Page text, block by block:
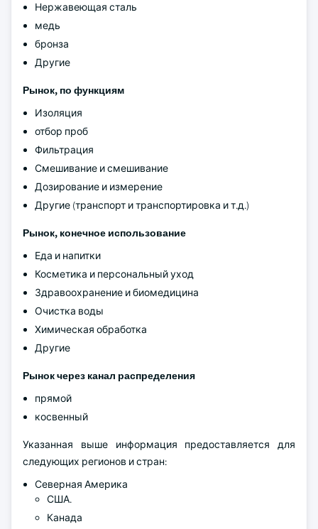
Нержавеющая сталь
медь
бронза
Другие
Рынок, по функциям
Изоляция
отбор проб
Фильтрация
Смешивание и смешивание
Дозирование и измерение
Другие (транспорт и транспортировка и т.д.)
Рынок, конечное использование
Еда и напитки
Косметика и персональный уход
Здравоохранение и биомедицина
Очистка воды
Химическая обработка
Другие
Рынок через канал распределения
прямой
косвенный
Указанная выше информация предоставляется для
следующих регионов и стран:
Северная Америка
США.
Канада